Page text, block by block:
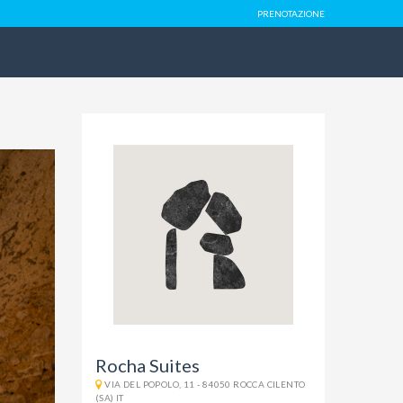
PRENOTAZIONE
Rocha Suites
VIA DEL POPOLO, 11 - 84050 ROCCA CILENTO
(SA) IT